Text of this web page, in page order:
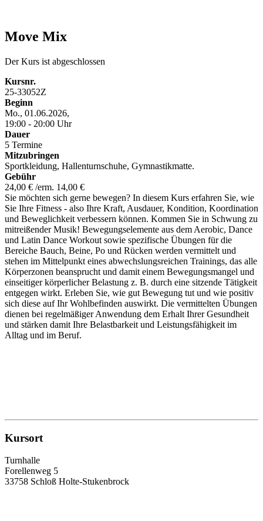
Move Mix
Der Kurs ist abgeschlossen
Kursnr.
25-33052Z
Beginn
Mo., 01.06.2026,
19:00 - 20:00 Uhr
Dauer
5 Termine
Mitzubringen
Sportkleidung, Hallenturnschuhe, Gymnastikmatte.
Gebühr
24,00 € /erm. 14,00 €
Sie möchten sich gerne bewegen? In diesem Kurs erfahren Sie, wie
Sie Ihre Fitness - also Ihre Kraft, Ausdauer, Kondition, Koordination
und Beweglichkeit verbessern können. Kommen Sie in Schwung zu
mitreißender Musik! Bewegungselemente aus dem Aerobic, Dance
und Latin Dance Workout sowie spezifische Übungen für die
Bereiche Bauch, Beine, Po und Rücken werden vermittelt und
stehen im Mittelpunkt eines abwechslungsreichen Trainings, das alle
Körperzonen beansprucht und damit einem Bewegungsmangel und
einseitiger körperlicher Belastung z. B. durch eine sitzende Tätigkeit
entgegen wirkt. Erleben Sie, wie gut Bewegung tut und wie positiv
sich diese auf Ihr Wohlbefinden auswirkt. Die vermittelten Übungen
dienen bei regelmäßiger Anwendung dem Erhalt Ihrer Gesundheit
und stärken damit Ihre Belastbarkeit und Leistungsfähigkeit im
Alltag und im Beruf.
Kursort
Turnhalle
Forellenweg 5
33758 Schloß Holte-Stukenbrock